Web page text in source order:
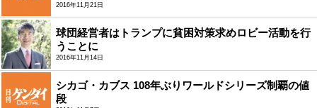
2016年11月21日
球団経営者はトランプに貧困対策求めロビー活動を行
うことに
2016年11月14日
シカゴ・カブス 108年ぶりワールドシリーズ制覇の値
段